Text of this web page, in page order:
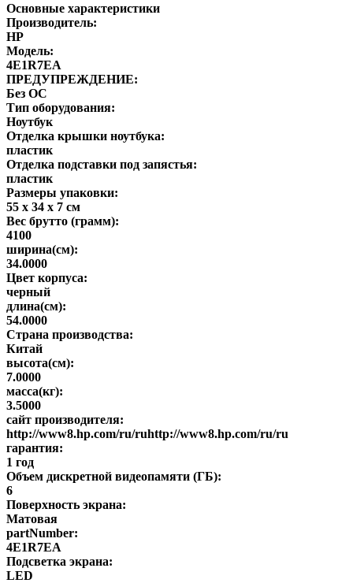
Основные характеристики
Производитель:
HP
Модель:
4E1R7EA
ПРЕДУПРЕЖДЕНИЕ:
Без ОС
Тип оборудования:
Ноутбук
Отделка крышки ноутбука:
пластик
Отделка подставки под запястья:
пластик
Размеры упаковки:
55 x 34 x 7 см
Вес брутто (грамм):
4100
ширина(см):
34.0000
Цвет корпуса:
черный
длина(см):
54.0000
Страна производства:
Китай
высота(см):
7.0000
масса(кг):
3.5000
сайт производителя:
http://www8.hp.com/ru/ruhttp://www8.hp.com/ru/ru
гарантия:
1 год
Объем дискретной видеопамяти (ГБ):
6
Поверхность экрана:
Матовая
partNumber:
4E1R7EA
Подсветка экрана:
LED